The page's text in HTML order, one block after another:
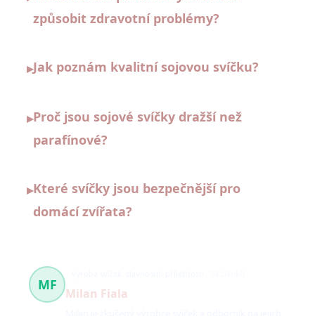
způsobit zdravotní problémy?
▸Jak poznám kvalitní sojovou svíčku?
▸Proč jsou sojové svíčky dražší než
parafínové?
▸Které svíčky jsou bezpečnější pro
domácí zvířata?
MF
Milan Fiala